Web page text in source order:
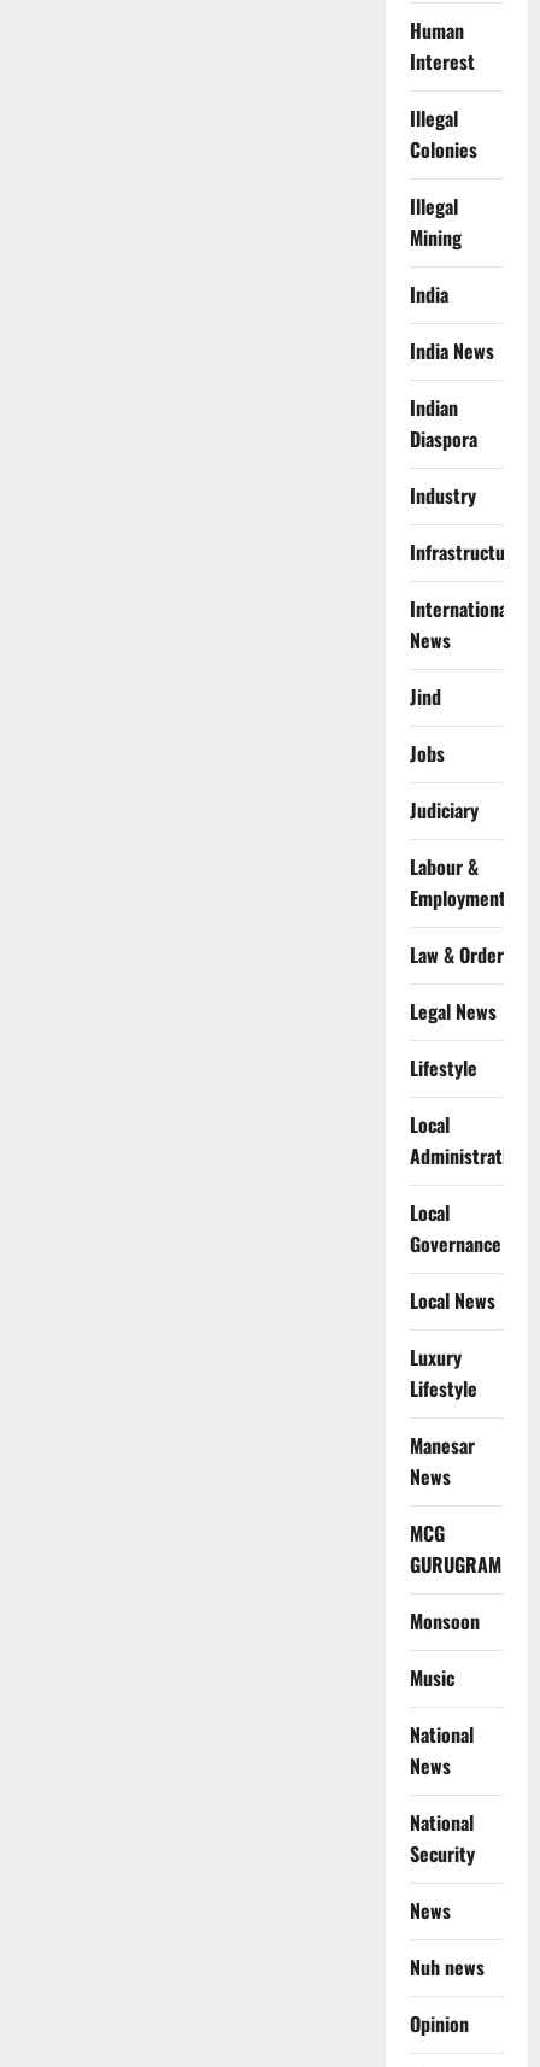
Human
Interest
Illegal
Colonies
Illegal
Mining
India
India News
Indian
Diaspora
Industry
Infrastructure
International
News
Jind
Jobs
Judiciary
Labour &
Employment
Law & Order
Legal News
Lifestyle
Local
Administration
Local
Governance
Local News
Luxury
Lifestyle
Manesar
News
MCG
GURUGRAM
Monsoon
Music
National
News
National
Security
News
Nuh news
Opinion